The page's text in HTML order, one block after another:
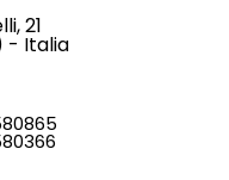
21
- Italia